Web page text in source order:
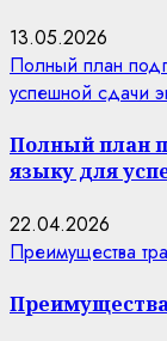
13.05.2026
Полный план
успешной сдачи
Полный план
языку для
22.04.2026
Преимущества